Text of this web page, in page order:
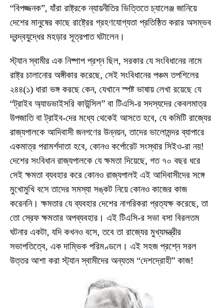
“বিপজ্জনক”, যাঁরা রাষ্ট্রকে ন্যায়নীতির ভিত্তিতে চ্যালেঞ্জ জানিয়ে
দেশের মানুষের কাছে রাষ্ট্রের গ্রহণযোগ্যতা প্রতিষ্ঠিত করার অসম্ভব
দ্বন্দ্বযুদ্ধের মহড়ার সূত্রপাত ঘটালেন।
স্ট্যান স্বামীর এক নিষ্পাপ প্রশ্ন ছিল, সরকার যে সংবিধানের নামে
রাষ্ট্র চালানোর অঙ্গীকার করেছে, সেই সংবিধানের পঞ্চম তপশিলের
২৪৪(১) ধারা ভঙ্গ করছে কেন, যেখানে স্পষ্ট ভাষায় লেখা রয়েছে যে
“ট্রাইব অ্যাডভাইসরি কাউন্সিল” বা টিএসি-র সদস্যদের কেবলমাত্র
উপজাতি বা ট্রাইব-দের মধ্যে থেকেই আসতে হবে, যে কমিটি রাজ্যের
রাজ্যপালকে আদিবাসী জনগণের উন্নয়ন, তাদের ভালোমন্দর ব্যাপারে
একমাত্র পরামর্শদাতা হবে, কোনও কর্পোরেট সংস্থার সিইও-রা নয়!
দেশের সংবিধান রাজ্যপালকে যে ক্ষমতা দিয়েছে, গত ৭০ বছর ধরে
সেই ক্ষমতা ব্যবহার করে কোনও রাজ্যপালই এই আদিবাসীদের সঙ্গে
মুখোমুখি বসে তাদের সমস্যা সঙ্কট নিয়ে কোনও কাজের কাজ
করেননি। ক্ষমতার যে ব্যবহার দেশের নাগরিকরা প্রত্যক্ষ করেছে, তা
তো স্রেফ ক্ষমতার অপব্যবহার। এই টিএসি-র সভা বসা বিরলতম
ঘটনার একটা, যদি কখনও বসে, তবে তা রাজ্যের মুখ্যমন্ত্রীর
সভাপতিত্বে, এক দাম্ভিক পরিমণ্ডলে। এই সহজ প্রশ্নে সরল
উত্তর আশা করা স্ট্যান স্বামীদের অন্যতম “দেশদ্রোহী” কাজ!